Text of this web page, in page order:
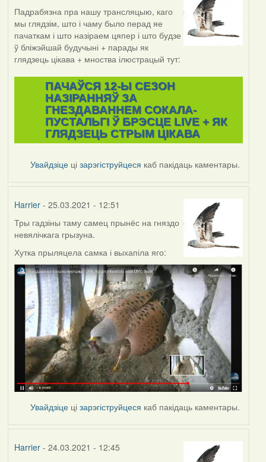
Падрабязна пра нашу трансляцыю, каго
мы глядзім, што і чаму было перад яе
пачаткам і што назіраем цяпер і што будзе
ў бліжэйшай будучыні + парады як
глядзець цікава + мноства ілюстрацый тут:
ПАЧАЎСЯ 12-Ы СЕЗОН
НАЗІРАННЯЎ ЗА
ГНЕЗДАВАННЕМ СОКАЛА-
ПУСТАЛЬГІ Ў БРЭСЦЕ LIVE + ЯК
ГЛЯДЗЕЦЬ СТРЫМ ЦІКАВА
Увайдзіце цізарэгіструйцеся каб пакідаць каментары.
Harrier- 25.03.2021 - 12:51
Тры гадзіны таму самец прынёс на гняздо
невялічкага грызуна.
Хутка прыляцела самка і выхапіла яго:
Увайдзіце цізарэгіструйцеся каб пакідаць каментары.
Harrier- 24.03.2021 - 12:45